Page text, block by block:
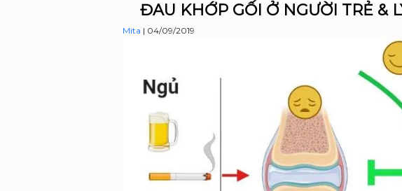
ĐAU KHỚP GỐI Ở NGƯỜI TRẺ &
Mita | 04/09/2019